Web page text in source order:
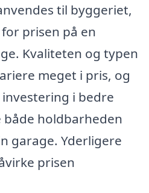
til byggeriet,
prisen på en
Kvaliteten og typen
meget i pris, og
i bedre
holdbarheden
garage. Yderligere
prisen